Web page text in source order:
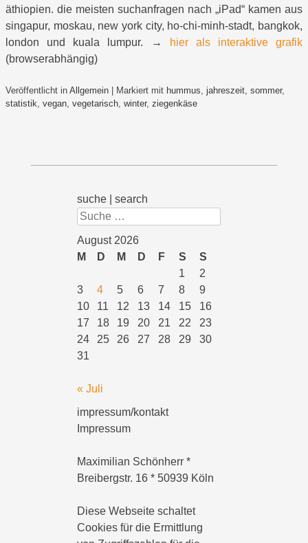
äthiopien. die meisten suchanfragen nach „iPad“ kamen aus
singapur, moskau, new york city, ho-chi-minh-stadt, bangkok,
london und kuala lumpur. →
hier als interaktive grafik
(browserabhängig)
Veröffentlicht in Allgemein Markiert mit hummus, jahreszeit, sommer,
statistik, vegan, vegetarisch, winter, ziegenkäse
suche | search
Suchen
August 2026
M
D M D F S
S
1
2
3
4 5 6 7 8
9
10
11 12 13 14 15
16
17
18 19 20 21 22
23
24
25 26 27 28 29
30
31
« Juli
impressum/kontakt
Impressum
Maximilian Schönherr *
Breibergstr. 16 * 50939 Köln
Diese Webseite schaltet
Cookies für die Ermittlung